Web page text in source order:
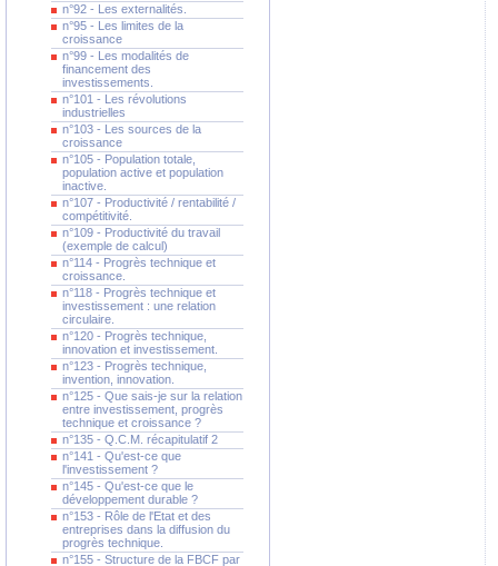
n°92 - Les externalités.
n°95 - Les limites de la
croissance
n°99 - Les modalités de
financement des
investissements.
n°101 - Les révolutions
industrielles
n°103 - Les sources de la
croissance
n°105 - Population totale,
population active et population
inactive.
n°107 - Productivité / rentabilité /
compétitivité.
n°109 - Productivité du travail
(exemple de calcul)
n°114 - Progrès technique et
croissance.
n°118 - Progrès technique et
investissement : une relation
circulaire.
n°120 - Progrès technique,
innovation et investissement.
n°123 - Progrès technique,
invention, innovation.
n°125 - Que sais-je sur la relation
entre investissement, progrès
technique et croissance ?
n°135 - Q.C.M. récapitulatif 2
n°141 - Qu'est-ce que
l'investissement ?
n°145 - Qu'est-ce que le
développement durable ?
n°153 - Rôle de l'Etat et des
entreprises dans la diffusion du
progrès technique.
n°155 - Structure de la FBCF par